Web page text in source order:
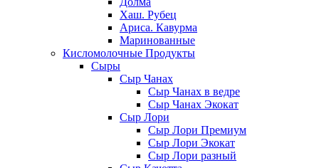
Хаш. Рубец
Ариса. Кавурма
Маринованные
Кисломолочные Продукты
Сыры
Сыр Чанах
Сыр Чанах в ведре
Сыр Чанах Экокат
Сыр Лори
Сыр Лори Премиум
Сыр Лори Экокат
Сыр Лори разный